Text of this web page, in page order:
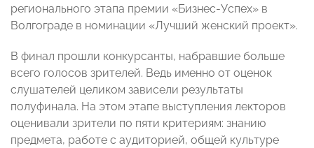
регионального этапа премии «Бизнес-Успех» в
Волгограде в номинации «Лучший женский проект».
В финал прошли конкурсанты, набравшие больше
всего голосов зрителей. Ведь именно от оценок
слушателей целиком зависели результаты
полуфинала. На этом этапе выступления лекторов
оценивали зрители по пяти критериям: знанию
предмета, работе с аудиторией, общей культуре